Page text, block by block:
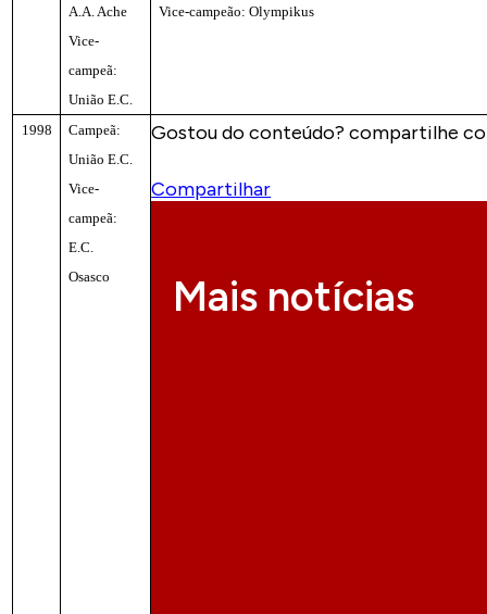
A.A. Ache
Vice-
campeã:
União E.C.
Vice-campeão: Olympikus
1998
Campeã:
União E.C.
Vice-
campeã:
E.C.
Osasco
Gostou do conteúdo? compartilhe
Compartilhar
Mais notícias